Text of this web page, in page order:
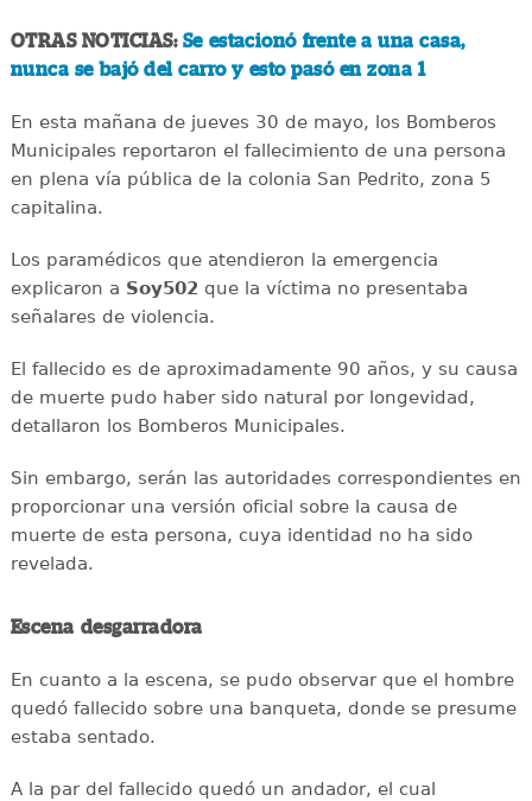
OTRAS NOTICIAS: Se estacionó frente a una casa,
nunca se bajó del carro y esto pasó en zona 1
En esta mañana de jueves 30 de mayo, los Bomberos
Municipales reportaron el fallecimiento de una persona
en plena vía pública de la colonia San Pedrito, zona 5
capitalina.
Los paramédicos que atendieron la emergencia
explicaron a Soy502que la víctima no presentaba
señalares de violencia.
El fallecido es de aproximadamente 90 años, y su causa
de muerte pudo haber sido natural por longevidad,
detallaron los Bomberos Municipales.
Sin embargo, serán las autoridades correspondientes en
proporcionar una versión oficial sobre la causa de
muerte de esta persona, cuya identidad no ha sido
revelada.
Escena desgarradora
En cuanto a la escena, se pudo observar que el hombre
quedó fallecido sobre una banqueta, donde se presume
estaba sentado.
A la par del fallecido quedó un andador, el cual